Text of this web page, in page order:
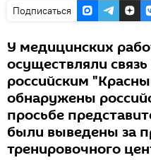
Подписаться
У медицинских
осуществляли
российским
обнаружены
просьбе
были выведены за
тренировочного